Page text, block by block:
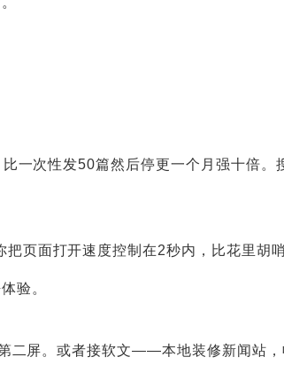
一次性发50篇然后停更一个月强十倍。
页面打开速度控制在2秒内，比花里胡哨
验。
二屏。或者接软文——本地装修新闻站，